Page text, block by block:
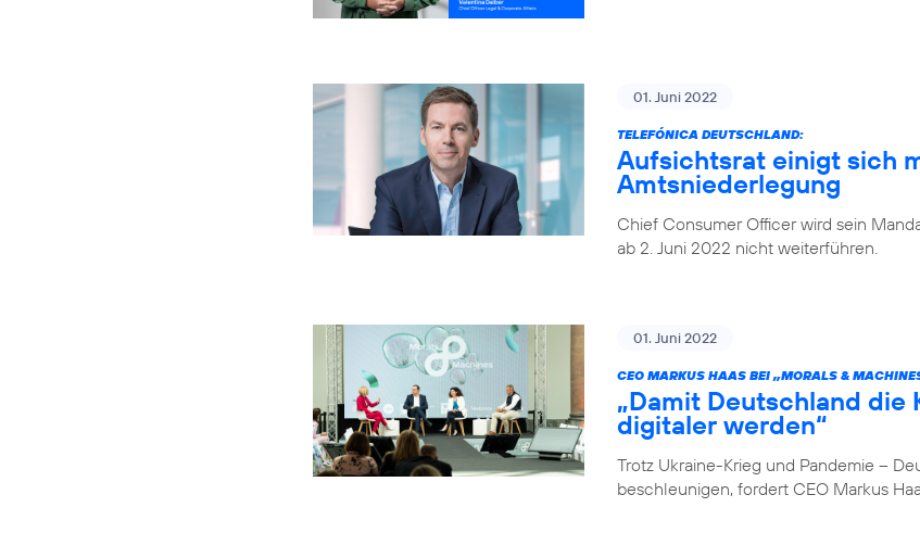
01. Juni 2022
TELEFÓNICA DEUTSCHLAND:
Aufsichtsrat einigt sich
Amtsniederlegung
Chief Consumer Officer wird sein
ab 2. Juni 2022 nicht weiterführen.
01. Juni 2022
CEO MARKUS HAAS BEI „MORALS &
„Damit Deutschland die
digitaler werden“
Trotz Ukraine-Krieg und Pandemie –
beschleunigen, fordert CEO Markus